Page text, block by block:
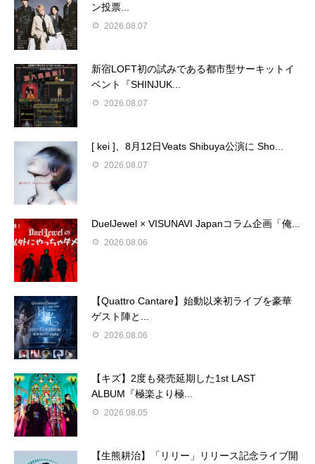
ン投票...
2026.08.07
新宿LOFT初の試みである都市型サーキットイ
ベント『SHINJUK...
2026.08.07
[ kei ]、8月12日Veats Shibuya公演に Sho...
2026.08.07
DuelJewel × VISUNAVI Japanコラム企画「俺...
2026.08.06
【Quattro Cantare】始動以来初ライブを豪華
ゲスト陣と...
2026.08.06
【キズ】2度も発売延期した1st LAST
ALBUM『極楽より極...
2026.08.05
【生熊耕治】「リリー」リリース記念ライブ開